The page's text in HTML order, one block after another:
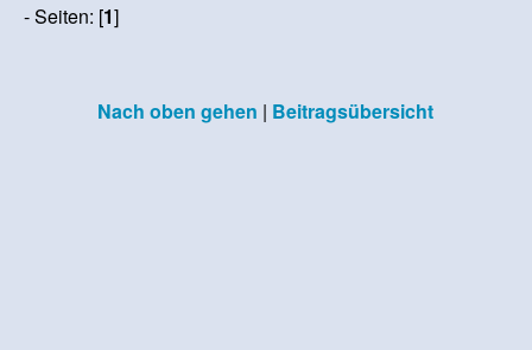
- Seiten: [1]
Nach oben gehen | Beitragsübersicht